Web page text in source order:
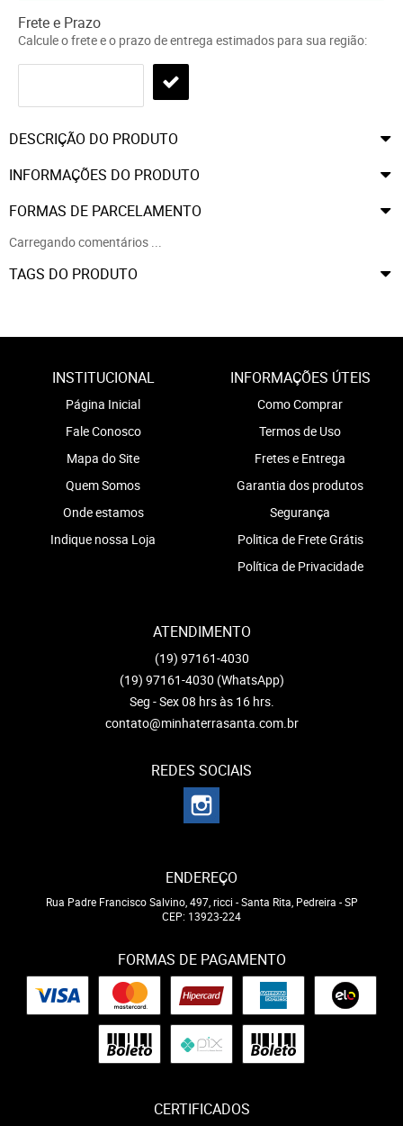
Frete e Prazo
Calcule o frete e o prazo de entrega estimados para sua região:
DESCRIÇÃO DO PRODUTO
INFORMAÇÕES DO PRODUTO
FORMAS DE PARCELAMENTO
Carregando comentários ...
TAGS DO PRODUTO
INSTITUCIONAL
Página Inicial
Fale Conosco
Mapa do Site
Quem Somos
Onde estamos
Indique nossa Loja
INFORMAÇÕES ÚTEIS
Como Comprar
Termos de Uso
Fretes e Entrega
Garantia dos produtos
Segurança
Politica de Frete Grátis
Política de Privacidade
ATENDIMENTO
(19) 97161-4030
(19) 97161-4030 (WhatsApp)
Seg - Sex 08 hrs às 16 hrs.
contato@minhaterrasanta.com.br
REDES SOCIAIS
ENDEREÇO
Rua Padre Francisco Salvino, 497, ricci -Santa Rita, Pedreira -SP
CEP: 13923-224
FORMAS DE PAGAMENTO
CERTIFICADOS